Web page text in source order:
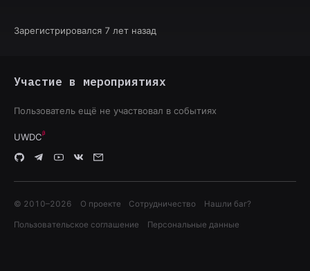
Зарегистрировался 7 лет назад
Участие в мероприятиях
Пользователь ещё не участвовал в событиях
UWDC
© 2010–2026 О проекте Сотрудничество Нашли баг?
Пользовательское соглашение Персональные данные